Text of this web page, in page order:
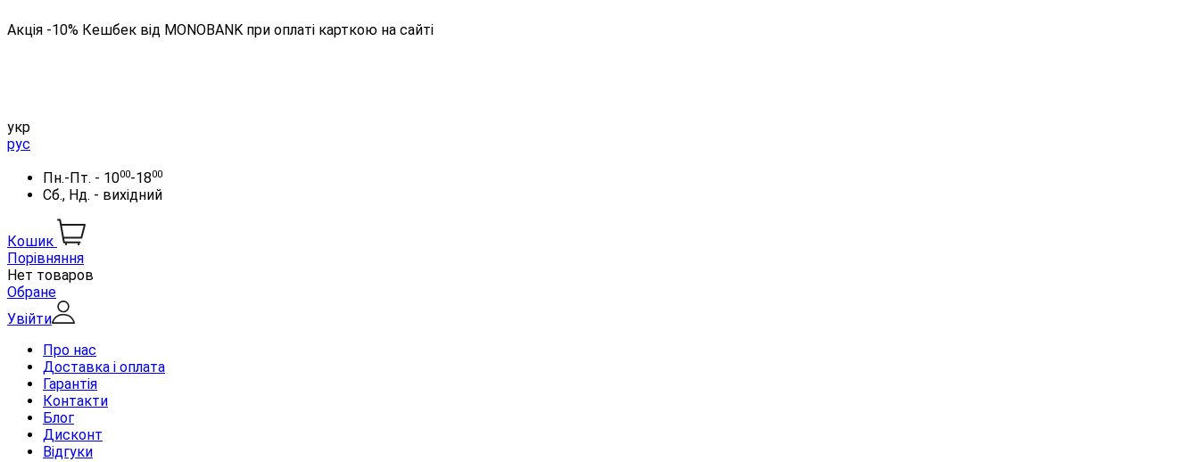
Акція -10% Кешбек від MONOBANK при оплаті карткою на сайті
укр
рус
Пн.-Пт. - 1000-1800
Сб., Нд. - вихідний
Кошик
Порівняння
Нет товаров
Обране
Увійти
Про нас
Доставка і оплата
Гарантія
Контакти
Блог
Дисконт
Відгуки